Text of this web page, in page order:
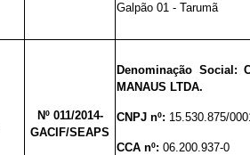
Galpão 01 - Tarumã
Nº 011/2014-
GACIF/SEAPS
Denominação Social:
MANAUS LTDA.
CNPJ nº: 15.530.875/
CCA nº:06.200.937-0